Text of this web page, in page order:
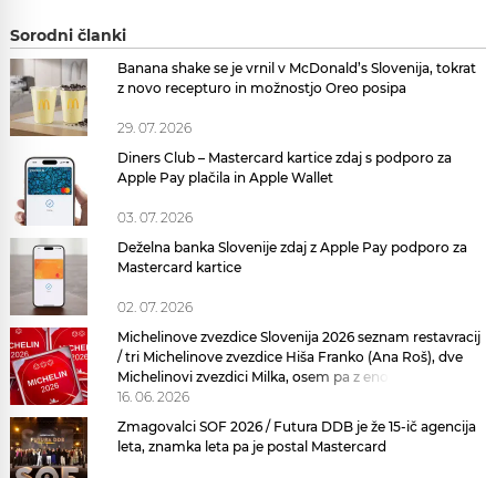
Sorodni članki
Banana shake se je vrnil v McDonald’s Slovenija, tokrat
z novo recepturo in možnostjo Oreo posipa
29. 07. 2026
Diners Club – Mastercard kartice zdaj s podporo za
Apple Pay plačila in Apple Wallet
03. 07. 2026
Deželna banka Slovenije zdaj z Apple Pay podporo za
Mastercard kartice
02. 07. 2026
Michelinove zvezdice Slovenija 2026 seznam restavracij
/ tri Michelinove zvezdice Hiša Franko (Ana Roš), dve
Michelinovi zvezdici Milka, osem pa z eno, saj je nova
Galerija okusov
16. 06. 2026
Zmagovalci SOF 2026 / Futura DDB je že 15-ič agencija
leta, znamka leta pa je postal Mastercard